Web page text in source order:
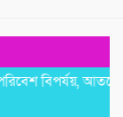
আতঙ্কে প্রবাসী